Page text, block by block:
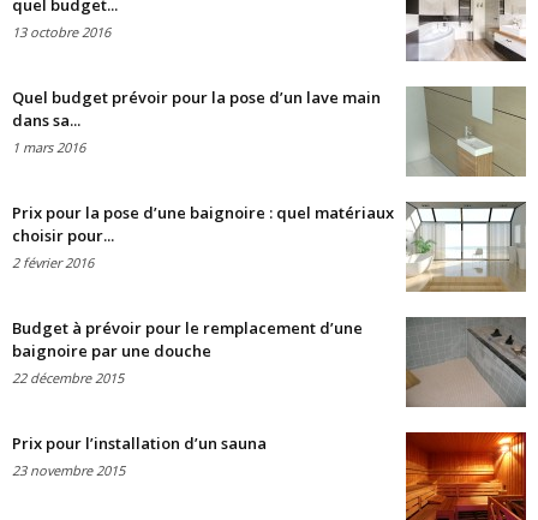
quel budget...
13 octobre 2016
Quel budget prévoir pour la pose d’un lave main
dans sa...
1 mars 2016
Prix pour la pose d’une baignoire : quel matériaux
choisir pour...
2 février 2016
Budget à prévoir pour le remplacement d’une
baignoire par une douche
22 décembre 2015
Prix pour l’installation d’un sauna
23 novembre 2015